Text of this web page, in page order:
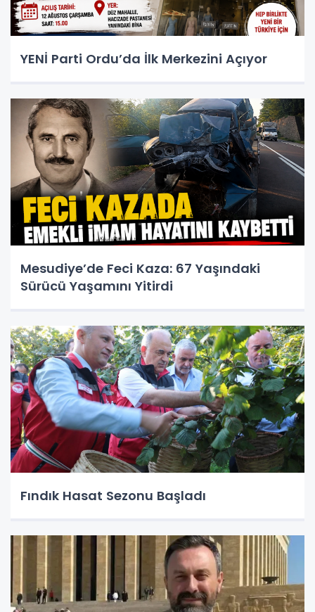
YENİ Parti Ordu’da İlk Merkezini Açıyor
Mesudiye’de Feci Kaza: 67 Yaşındaki
Sürücü Yaşamını Yitirdi
Fındık Hasat Sezonu Başladı